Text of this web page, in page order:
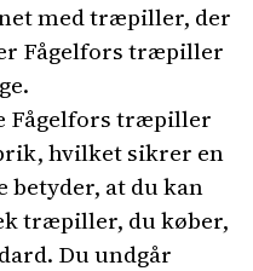
med træpiller, der
Fågelfors træpiller
Fågelfors træpiller
hvilket sikrer en
betyder, at du kan
træpiller, du køber,
Du undgår